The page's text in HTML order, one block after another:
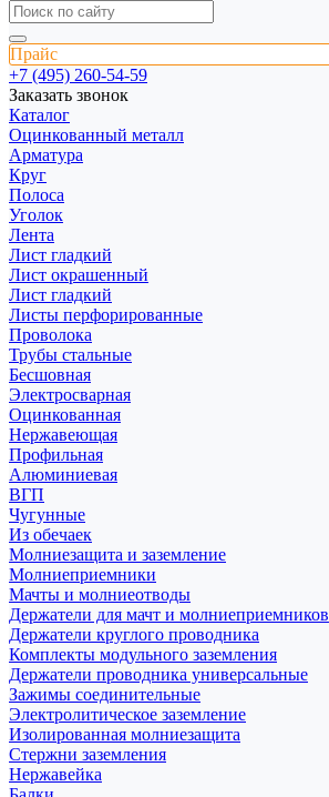
Прайс
+7 (495) 260-54-59
Заказать звонок
Каталог
Оцинкованный металл
Арматура
Круг
Полоса
Уголок
Лента
Лист гладкий
Лист окрашенный
Лист гладкий
Листы перфорированные
Проволока
Трубы стальные
Бесшовная
Электросварная
Оцинкованная
Нержавеющая
Профильная
Алюминиевая
ВГП
Чугунные
Из обечаек
Молниезащита и заземление
Молниеприемники
Мачты и молниеотводы
Держатели для мачт и молниеприемников
Держатели круглого проводника
Комплекты модульного заземления
Держатели проводника универсальные
Зажимы соединительные
Электролитическое заземление
Изолированная молниезащита
Стержни заземления
Нержавейка